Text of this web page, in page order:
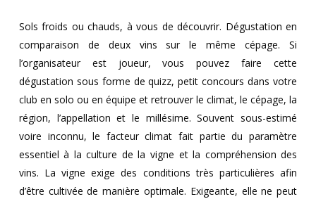
Sols froids ou chauds, à vous de découvrir. Dégustation en
comparaison de deux vins sur le même cépage. Si
l’organisateur est joueur, vous pouvez faire cette
dégustation sous forme de quizz, petit concours dans votre
club en solo ou en équipe et retrouver le climat, le cépage, la
région, l’appellation et le millésime. Souvent sous-estimé
voire inconnu, le facteur climat fait partie du paramètre
essentiel à la culture de la vigne et la compréhension des
vins. La vigne exige des conditions très particulières afin
d’être cultivée de manière optimale. Exigeante, elle ne peut